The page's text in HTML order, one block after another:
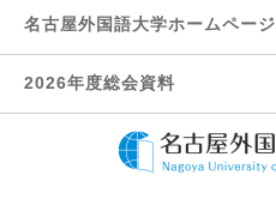
名古屋外国語大学ホームページ
2026年度総会資料